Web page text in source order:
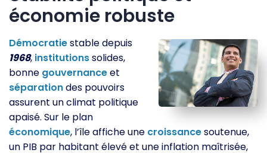
économie robuste
Démocratiestable depuis
1968, institutionssolides,
bonne gouvernanceet
séparationdes pouvoirs
assurent un climat politique
apaisé. Sur le plan
économique, l’île affiche une croissancesoutenue,
un PIB par habitant élevé et une inflation maîtrisée,